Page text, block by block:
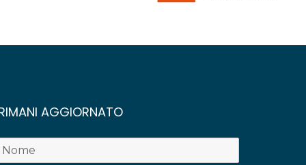
AGGIORNATO